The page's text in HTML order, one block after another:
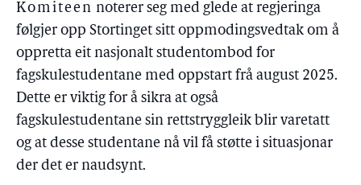
Komiteen noterer seg med glede at regjeringa
følgjer opp Stortinget sitt oppmodingsvedtak om å
oppretta eit nasjonalt studentombod for
fagskulestudentane med oppstart frå august 2025.
Dette er viktig for å sikra at også
fagskulestudentane sin rettstryggleik blir varetatt
og at desse studentane nå vil få støtte i situasjonar
der det er naudsynt.